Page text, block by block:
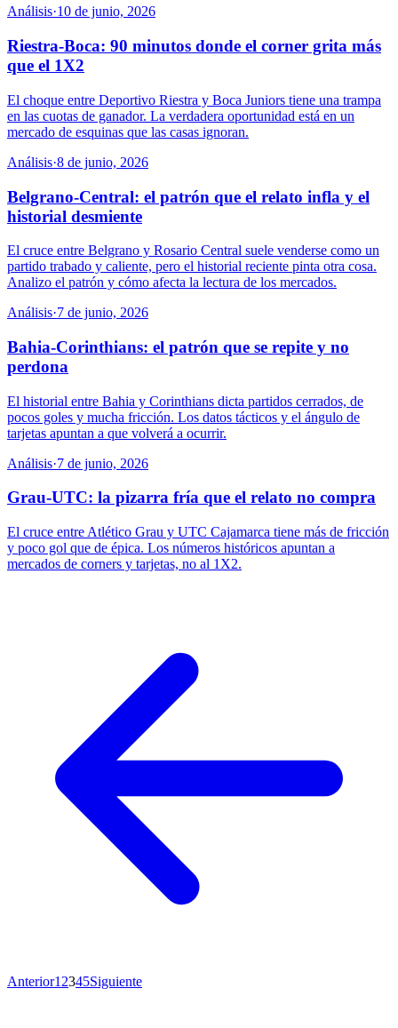
Análisis·10 de junio, 2026
Riestra-Boca: 90 minutos donde el corner grita más
que el 1X2
El choque entre Deportivo Riestra y Boca Juniors tiene una trampa
en las cuotas de ganador. La verdadera oportunidad está en un
mercado de esquinas que las casas ignoran.
Análisis·8 de junio, 2026
Belgrano-Central: el patrón que el relato infla y el
historial desmiente
El cruce entre Belgrano y Rosario Central suele venderse como un
partido trabado y caliente, pero el historial reciente pinta otra cosa.
Analizo el patrón y cómo afecta la lectura de los mercados.
Análisis·7 de junio, 2026
Bahia-Corinthians: el patrón que se repite y no
perdona
El historial entre Bahia y Corinthians dicta partidos cerrados, de
pocos goles y mucha fricción. Los datos tácticos y el ángulo de
tarjetas apuntan a que volverá a ocurrir.
Análisis·7 de junio, 2026
Grau-UTC: la pizarra fría que el relato no compra
El cruce entre Atlético Grau y UTC Cajamarca tiene más de fricción
y poco gol que de épica. Los números históricos apuntan a
mercados de corners y tarjetas, no al 1X2.
Anterior1 2345Siguiente